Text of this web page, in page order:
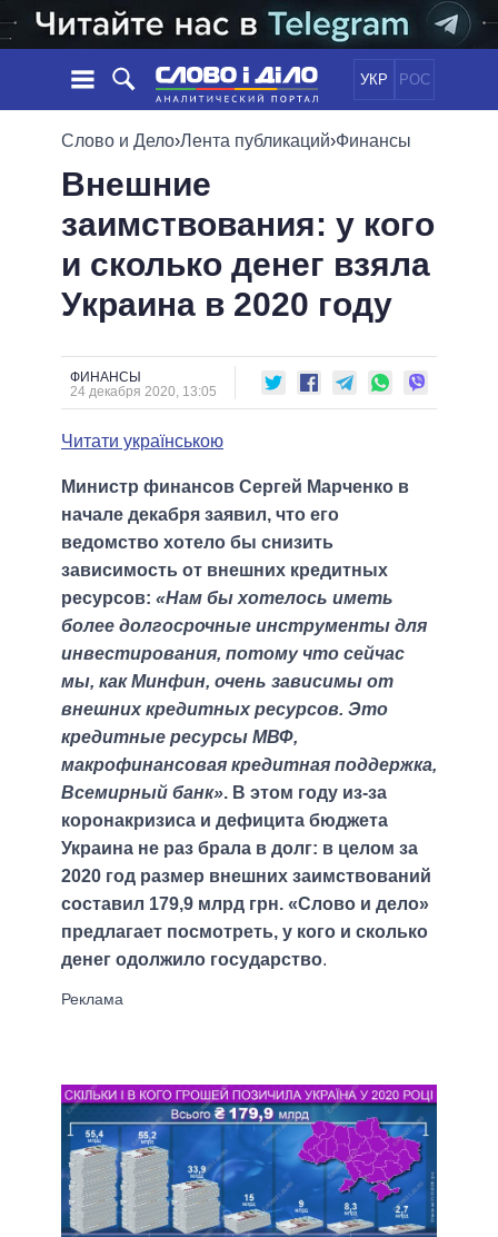
УКР РОС
НОВОСТИ
ЛЕНТА
СОБЫТИЯ
СТАТЬИ
ОБЗОРЫ
ДАЙДЖЕСТЫ
ЭКОНОМИКА
ОБЩЕСТВО
ОБЕЩАНИЯ
ПОЛИТИКИ
ПРЕЗИДЕНТ И ОФИС
ВЕРХОВНАЯ РАДА
КАБИНЕТ МИНИСТРОВ
МЭРЫ
ВСЕ ПЕРСОНЫ
ИНФОГРАФИКА
ПОДДЕРЖАТЬ
СРАВНЕНИЕ ПОЛИТИКОВ
Слово и Дело›Лента публикаций›Финансы
Внешние
заимствования: у кого
и сколько денег взяла
Украина в 2020 году
ФИНАНСЫ
24 декабря 2020, 13:05
Читати українською
Министр финансов Сергей Марченко в
начале декабря заявил, что его
ведомство хотело бы снизить
зависимость от внешних кредитных
ресурсов: «Нам бы хотелось иметь
более долгосрочные инструменты для
инвестирования, потому что сейчас
мы, как Минфин, очень зависимы от
внешних кредитных ресурсов. Это
кредитные ресурсы МВФ,
макрофинансовая кредитная поддержка,
Всемирный банк». В этом году из-за
коронакризиса и дефицита бюджета
Украина не раз брала в долг: в целом за
2020 год размер внешних заимствований
составил 179,9 млрд грн. «Слово и дело»
предлагает посмотреть, у кого и сколько
денег одолжило государство.